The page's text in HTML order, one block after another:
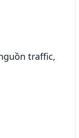
traffic,